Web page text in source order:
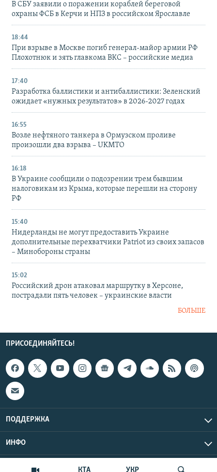
КТА УКР
В СБУ заявили о поражении кораблей береговой
охраны ФСБ в Керчи и НПЗ в российском Ярославле
18:44
При взрыве в Москве погиб генерал-майор армии РФ
Плохотнюк и зять главкома ВКС – российские медиа
17:40
Разработка баллистики и антибаллистики: Зеленский
ожидает «нужных результатов» в 2026-2027 годах
16:55
Возле нефтяного танкера в Ормузском проливе
произошли два взрыва – UKMTO
16:18
В Украине сообщили о подозрении трем бывшим
налоговикам из Крыма, которые перешли на сторону
РФ
15:40
Нидерланды не могут предоставить Украине
дополнительные перехватчики Patriot из своих запасов
– Минобороны страны
15:02
Российский дрон атаковал маршрутку в Херсоне,
пострадали пять человек – украинские власти
БОЛЬШЕ
ПРИСОЕДИНЯЙТЕСЬ!
ПОДДЕРЖКА
ИНФО
Copyright Крым.Реалии, 2026 | Все права защищены.
UTC+3